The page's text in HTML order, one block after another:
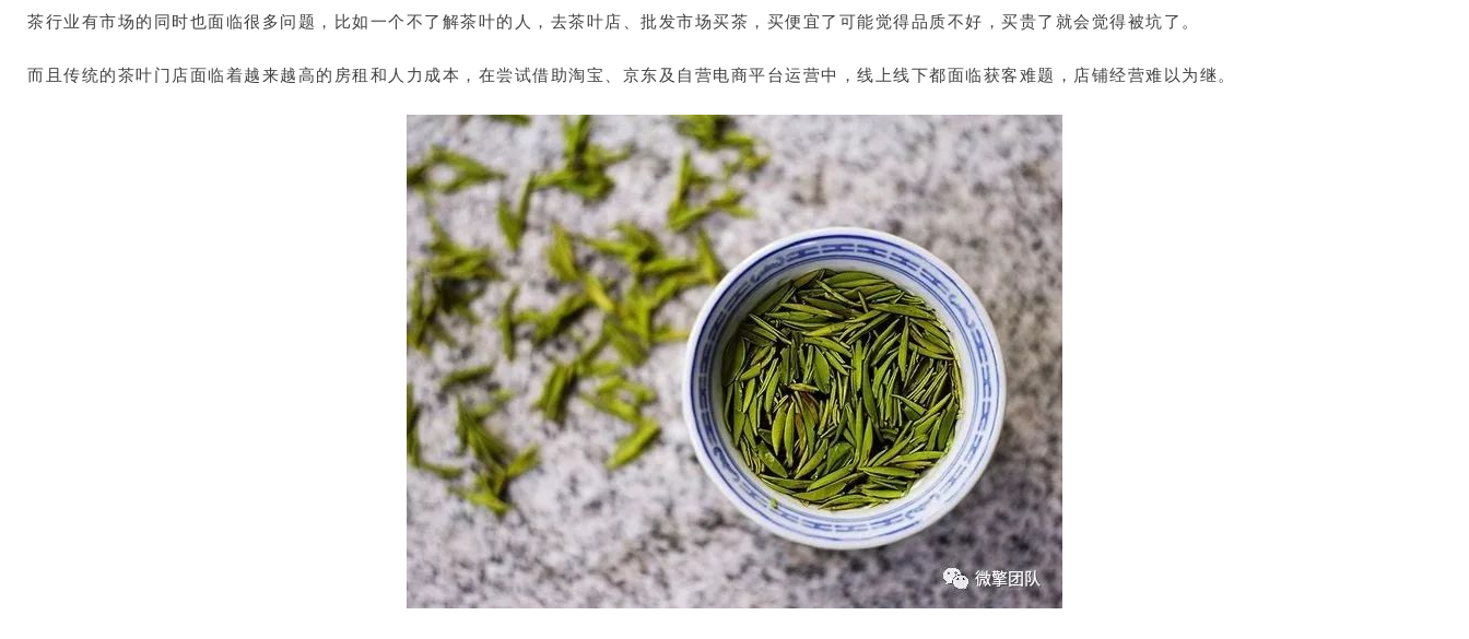
茶行业有市场的同时也面临很多问题，比如一个不了解茶叶的人，去茶叶店、批发市场买茶，买便宜了可能觉得品质不好，买贵了就会觉得被坑了。
而且传统的茶叶门店面临着越来越高的房租和人力成本，在尝试借助淘宝、京东及自营电商平台运营中，线上线下都面临获客难题，店铺经营难以为继。